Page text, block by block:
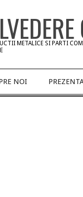
METALICE SI PARTI
NOI